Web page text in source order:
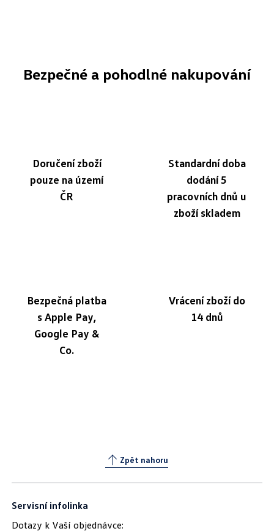
Bezpečné a pohodlné nakupování
Doručení zboží
pouze na území
ČR
Standardní doba
dodání 5
pracovních dnů u
zboží skladem
Bezpečná platba
s Apple Pay,
Google Pay &
Co.
Vrácení zboží do
14 dnů
Zpět nahoru
Servisní infolinka
Dotazy k Vaší objednávce: